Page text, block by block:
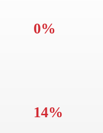
0%
14%